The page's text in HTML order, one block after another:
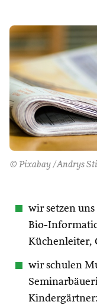
© Pixabay /Andrys
wir setzen
Bio-
Küchenleiter,
wir schulen